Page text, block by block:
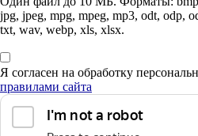
jpg, jpeg, mpg, mpeg, mp3, odt, odp,
txt, wav, webp, xls, xlsx.
Я согласен на обработку
правилами сайта